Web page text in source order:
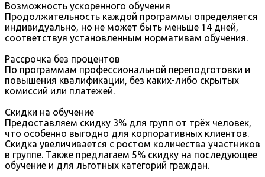
Возможность ускоренного обучения
Продолжительность каждой программы определяется
индивидуально, но не может быть меньше 14 дней,
соответствуя установленным нормативам обучения.
Рассрочка без процентов
По программам профессиональной переподготовки и
повышения квалификации, без каких-либо скрытых
комиссий или платежей.
Скидки на обучение
Предоставляем скидку 3% для групп от трёх человек,
что особенно выгодно для корпоративных клиентов.
Скидка увеличивается с ростом количества участников
в группе. Также предлагаем 5% скидку на последующее
обучение и для льготных категорий граждан.